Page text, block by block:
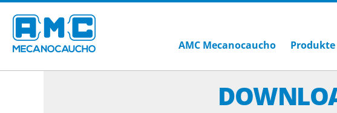
AMC Mecanocaucho Produkte